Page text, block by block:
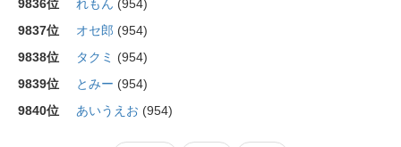
9836位
れもん (954)
9837位
オセ郎 (954)
9838位
タクミ (954)
9839位
とみー (954)
9840位
あいうえお (954)